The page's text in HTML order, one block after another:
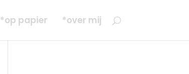
*op papier *over mij